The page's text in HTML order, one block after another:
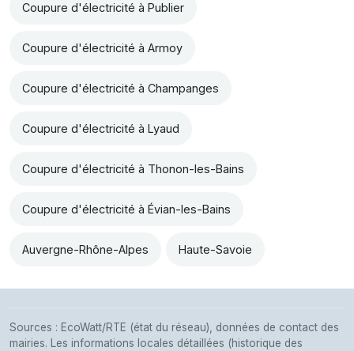
Coupure d'électricité à Publier
Coupure d'électricité à Armoy
Coupure d'électricité à Champanges
Coupure d'électricité à Lyaud
Coupure d'électricité à Thonon-les-Bains
Coupure d'électricité à Évian-les-Bains
Auvergne-Rhône-Alpes Haute-Savoie
Sources : EcoWatt/RTE (état du réseau), données de contact des
mairies. Les informations locales détaillées (historique des